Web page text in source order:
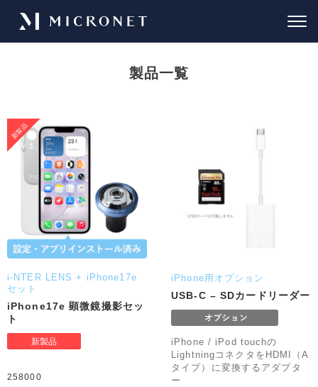
製品一覧
i-NTER LENS + iPhone17e
セット
iPhone17e 顕微鏡撮影セッ
ト
258000
iPhone用オプション
USB-C – SDカードリーダー
iPhone / iPod touchの
LightningコネクタをHDMI（A
タイプ）に変換するアダプタ
ー